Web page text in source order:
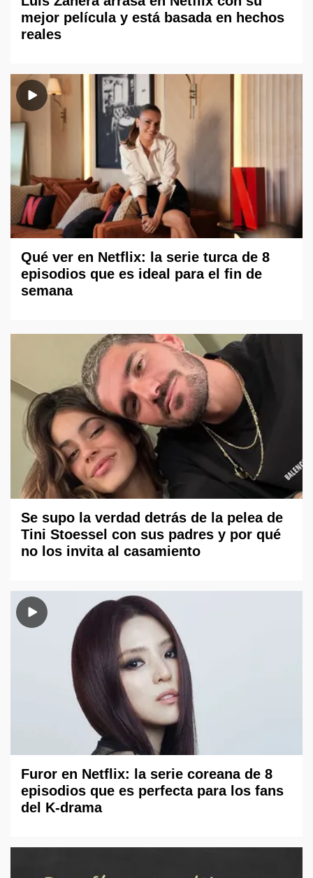
mejor película y está basada en hechos
reales
Qué ver en Netflix: la serie turca de 8
episodios que es ideal para el fin de
semana
Se supo la verdad detrás de la pelea de
Tini Stoessel con sus padres y por qué
no los invita al casamiento
Furor en Netflix: la serie coreana de 8
episodios que es perfecta para los fans
del K-drama